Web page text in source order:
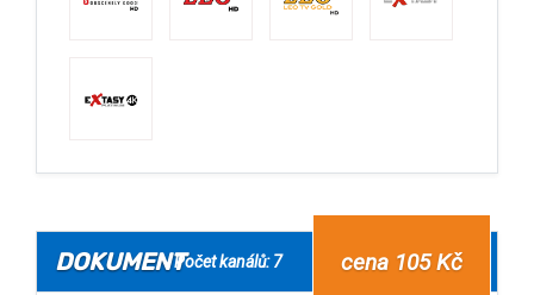
DOKUMENTPočet kanálů: 7 cena 105 Kč